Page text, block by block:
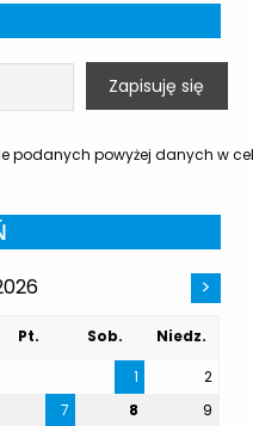
podanych powyżej danych w
>
Pt. Sob.
Niedz.
1
2
7 8
9